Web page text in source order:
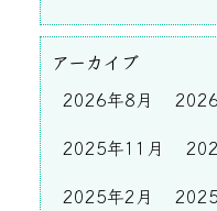
アーカイブ
2026年8月
2025年11月
2025年2月